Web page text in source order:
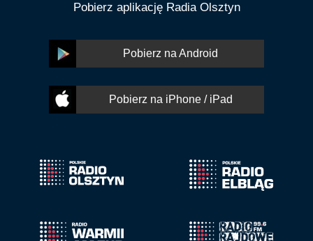
Pobierz aplikację Radia Olsztyn
Pobierz na Android
Pobierz na iPhone / iPad